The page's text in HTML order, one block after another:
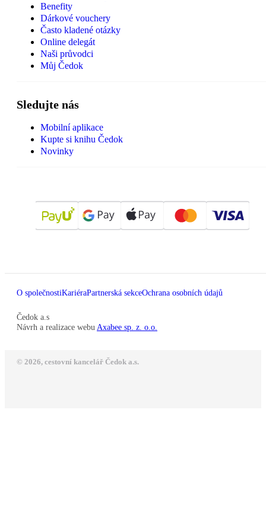
Benefity
Dárkové vouchery
Často kladené otázky
Online delegát
Naši průvodci
Můj Čedok
Sledujte nás
Mobilní aplikace
Kupte si knihu Čedok
Novinky
O společnostiKariéraPartnerská sekceOchrana osobních údajů
Čedok a.s
Návrh a realizace webu Axabee sp. z. o.o.
© 2026, cestovní kancelář Čedok a.s.